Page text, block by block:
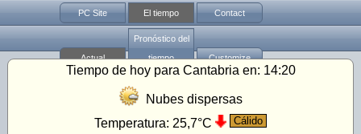
PC Site El tiempo Contact
Actual
Pronóstico del
tiempo
Customize
Tiempo de hoy para Cantabria en: 14:20
Nubes dispersas
Temperatura: 25,7°C Cálido